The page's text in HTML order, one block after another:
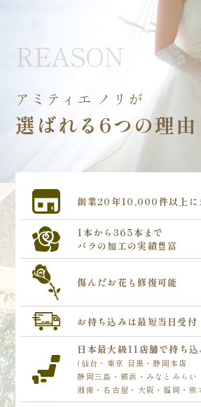
REASON
アミティエ ノリが
選ばれる6つの理由
創業20年10,000件以上に
1本から365本まで
バラの加工の実績豊富
傷んだお花も修復可能
お持ち込みは最短当日受付
日本最大級11店舗で持ち
(仙台・東京 目黒・静岡本店
静岡三島・横浜・みなとみらい
湘南・名古屋・大阪・福岡・熊